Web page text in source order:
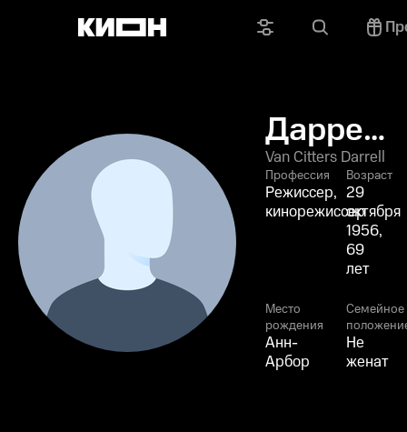
Даррен
Ван
Ситтерс
Van Citters Darrell
Профессия
Режиссер,
кинорежиссер
Возраст
29
октября
1956,
69
лет
Место
рождения
Анн-
Арбор
Семейное
Не
женат